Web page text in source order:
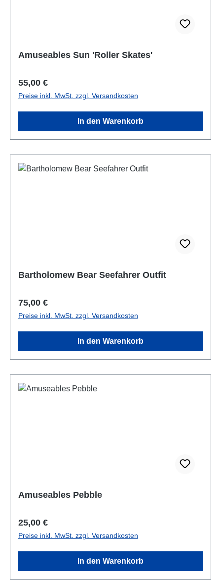
Amuseables Sun 'Roller Skates'
Regulärer Preis:
55,00 €
Preise inkl. MwSt. zzgl. Versandkosten
In den Warenkorb
Bartholomew Bear Seefahrer Outfit
Regulärer Preis:
75,00 €
Preise inkl. MwSt. zzgl. Versandkosten
In den Warenkorb
Amuseables Pebble
Regulärer Preis:
25,00 €
Preise inkl. MwSt. zzgl. Versandkosten
In den Warenkorb